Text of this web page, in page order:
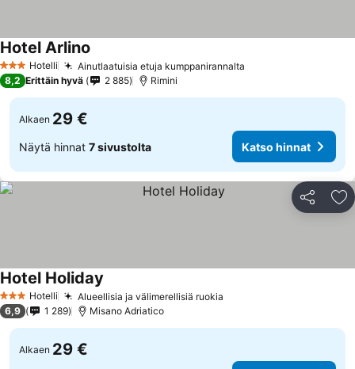
3 Tähtiluokitus
Hotelli Ainutlaatuisia etuja kumppanirannalta
Hotel Arlino
8,2 Erittäin hyvä 2 885 Rimini
Alkaen 29 €
Näytä hinnat 7 sivustolta Katso hinnat
Jaa
3 Tähtiluokitus
Hotelli Alueellisia ja välimerellisiä ruokia
Hotel Holiday
6,9 1 289 Misano Adriatico
Alkaen 29 €